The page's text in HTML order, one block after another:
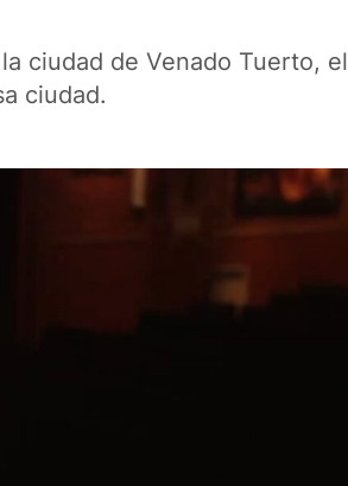
ciudad de Venado Tuerto, el
ciudad.